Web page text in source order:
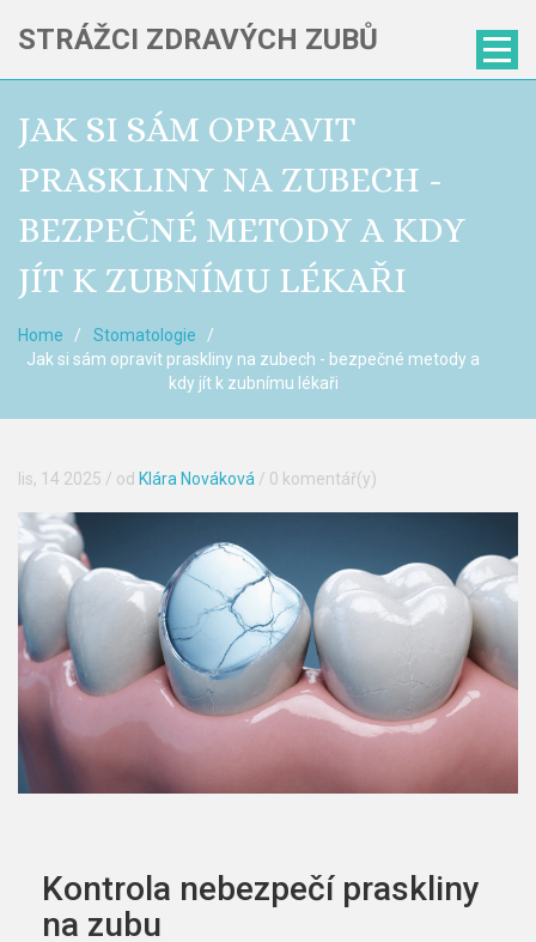
STRÁŽCI ZDRAVÝCH ZUBŮ
JAK SI SÁM OPRAVIT
PRASKLINY NA ZUBECH -
BEZPEČNÉ METODY A KDY
JÍT K ZUBNÍMU LÉKAŘI
Home
Stomatologie
Jak si sám opravit praskliny na zubech - bezpečné metody a
kdy jít k zubnímu lékaři
lis, 14 2025 / od Klára Nováková / 0 komentář(y)
Kontrola nebezpečí praskliny
na zubu